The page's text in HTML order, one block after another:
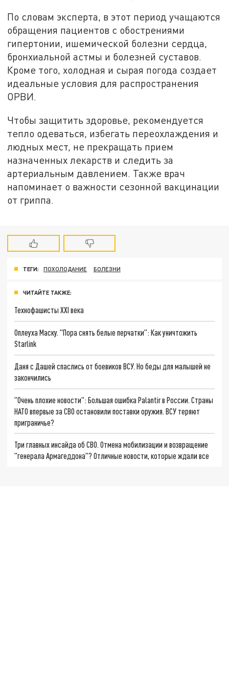
По словам эксперта, в этот период учащаются
обращения пациентов с обострениями
гипертонии, ишемической болезни сердца,
бронхиальной астмы и болезней суставов.
Кроме того, холодная и сырая погода создает
идеальные условия для распространения
ОРВИ.
Чтобы защитить здоровье, рекомендуется
тепло одеваться, избегать переохлаждения и
людных мест, не прекращать прием
назначенных лекарств и следить за
артериальным давлением. Также врач
напоминает о важности сезонной вакцинации
от гриппа.
ТЕГИ: ПОХОЛОДАНИЕ БОЛЕЗНИ
ЧИТАЙТЕ ТАКЖЕ:
Технофашисты XXI века
Оплеуха Маску. "Пора снять белые перчатки": Как уничтожить
Starlink
Даня с Дашей спаслись от боевиков ВСУ. Но беды для малышей не
закончились
"Очень плохие новости": Большая ошибка Palantir в России. Страны
НАТО впервые за СВО остановили поставки оружия. ВСУ теряют
приграничье?
Три главных инсайда об СВО. Отмена мобилизации и возвращение
"генерала Армагеддона"? Отличные новости, которые ждали все